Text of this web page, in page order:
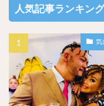
人気記事ランキング
気